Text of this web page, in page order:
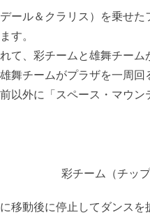
ール＆クラリス）を乗せ
す。
て、彩チームと雄舞チーム
舞チームがプラザを一周回
以外に「スペース・マウ
移動後に停止してダンスを